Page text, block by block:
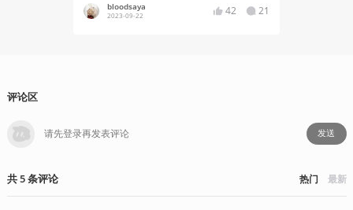
bloodsaya
2023-09-22 42 21
评论区
发送
共5条评论 热门 最新